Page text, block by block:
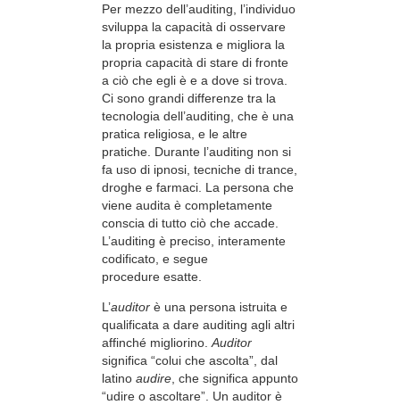
Per mezzo dell’auditing, l’individuo
sviluppa la capacità di osservare
la propria esistenza e migliora la
propria capacità di stare di fronte
a ciò che egli è e a dove si trova.
Ci sono grandi differenze tra la
tecnologia dell’auditing, che è una
pratica religiosa, e le altre
pratiche. Durante l’auditing non si
fa uso di ipnosi, tecniche di trance,
droghe e farmaci. La persona che
viene audita è completamente
conscia di tutto ciò che accade.
L’auditing è preciso, interamente
codificato, e segue
procedure esatte.
L’auditor è una persona istruita e
qualificata a dare auditing agli altri
affinché migliorino. Auditor
significa “colui che ascolta”, dal
latino audire , che significa appunto
“udire o ascoltare”. Un auditor è